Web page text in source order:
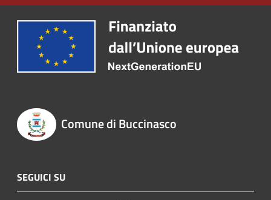
Comune di Buccinasco
SEGUICI SU